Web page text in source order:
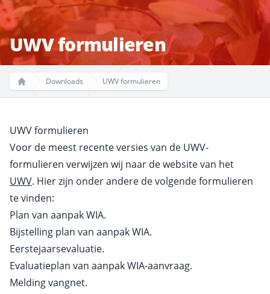
UWV formulieren
Home
Downloads UWV formulieren
UWV formulieren
Voor de meest recente versies van de UWV-
formulieren verwijzen wij naar de website van het
UWV. Hier zijn onder andere de volgende formulieren
te vinden:
Plan van aanpak WIA.
Bijstelling plan van aanpak WIA.
Eerstejaarsevaluatie.
Evaluatieplan van aanpak WIA-aanvraag.
Melding vangnet.